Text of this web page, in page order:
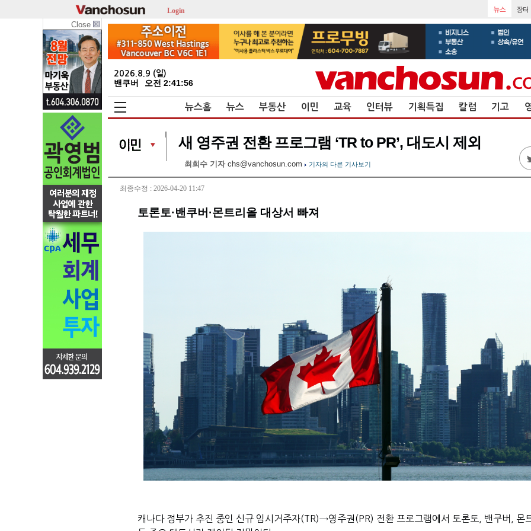
Login
Close
2026.8.9 (일)
밴쿠버 오전 2:41:58
뉴스홈 뉴스 부동산 이민 교육 인터뷰 기획특집 칼럼 기고
새 영주권 전환 프로그램 ‘TR to PR’, 대도시 제외
최희수 기자 chs@vanchosun.com 기자의 다른 기사보기
최종수정 : 2026-04-20 11:47
토론토·밴쿠버·몬트리올 대상서 빠져
캐나다 정부가 추진 중인 신규 임시거주자(TR)→영주권(PR) 전환 프로그램에서 토론토, 밴쿠버, 몬